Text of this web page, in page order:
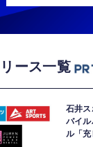
ース一覧
石井
バイル
ル「